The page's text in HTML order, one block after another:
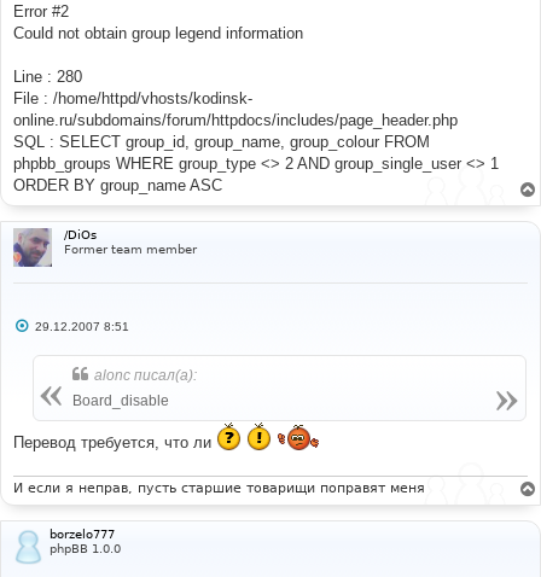
Error #2
Could not obtain group legend information
Line : 280
File : /home/httpd/vhosts/kodinsk-
online.ru/subdomains/forum/httpdocs/includes/page_header.php
SQL : SELECT group_id, group_name, group_colour FROM
phpbb_groups WHERE group_type <> 2 AND group_single_user <> 1
ORDER BY group_name ASC
/DiOs
Former team member
С
е
29.12.2007 8:51
alonc писал(а):
Board_disable
Перевод требуется, что ли
И если я неправ, пусть старшие товарищи поправят меня
borzelo777
phpBB 1.0.0